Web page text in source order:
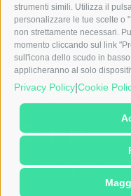
strumenti simili. Utilizza il
personalizzare le tue scelte o
non strettamente necessari.
momento cliccando sul link
sull'icona dello scudo in
applicheranno al solo
Privacy Policy Cookie
Emilav S.r.l.
Via dei Carracci, 5
20149 Milano (MI)
Contatti
T. 0250041561
E. info@emilav.com
Privacy Policy|
Autorizzazione